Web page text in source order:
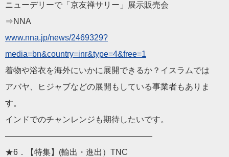
ニューデリーで「京友禅サリー」展示販売会
⇒NNA
www.nna.jp/news/2469329?
media=bn&country=inr&type=4&free=1
着物や浴衣を海外にいかに展開できるか？イスラムでは
アバヤ、ヒジャブなどの展開もしている事業者もありま
す。
インドでのチャンレンジも期待したいです。
——————————————————
★6．【特集】(輸出・進出）TNC